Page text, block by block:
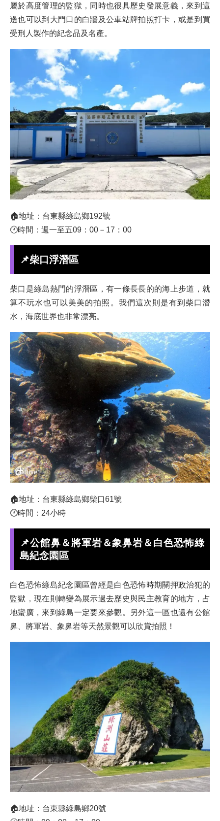
屬於高度管理的監獄，同時也很具歷史發展意義，來到這
邊也可以到大門口的白牆及公車站牌拍照打卡，或是到買
受刑人製作的紀念品及名產。
🏠地址：台東縣綠島鄉192號
🕐時間：週一至五09：00－17：00
📌柴口浮潛區
柴口是綠島熱門的浮潛區，有一條長長的的海上步道，就
算不玩水也可以美美的拍照。我們這次則是有到柴口潛
水，海底世界也非常漂亮。
🏠地址：台東縣綠島鄉柴口61號
🕐時間：24小時
📌公館鼻＆將軍岩＆象鼻岩＆白色恐怖綠
島紀念園區
白色恐怖綠島紀念園區曾經是白色恐怖時期關押政治犯的
監獄，現在則轉變為展示過去歷史與民主教育的地方，占
地蠻廣，來到綠島一定要來參觀。另外這一區也還有公館
鼻、將軍岩、象鼻岩等天然景觀可以欣賞拍照！
🏠地址：台東縣綠島鄉20號